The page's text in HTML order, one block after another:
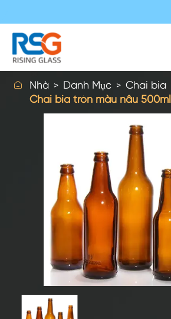
 Nhà Danh Mục
Chai bia
Chai bia tròn màu nâu 500ml